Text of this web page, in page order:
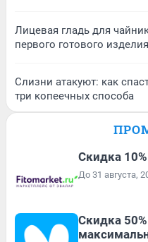
Лицевая гладь для
первого готового изделия
Слизни атакуют: как
три копеечных способа
Скидка
До 31 августа,
Скидка